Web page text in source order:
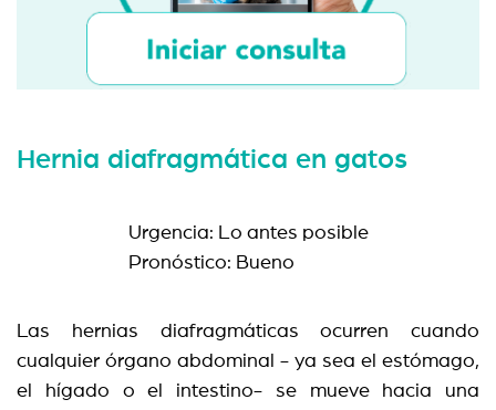
Hernia diafragmática en gatos
Urgencia: Lo antes posible
Pronóstico: Bueno
Las hernias diafragmáticas ocurren cuando
cualquier órgano abdominal - ya sea el estómago,
el hígado o el intestino- se mueve hacia una